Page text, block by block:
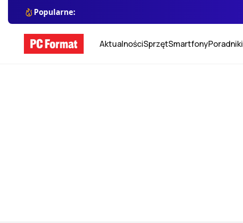
Popularne:
AktualnościSprzętSmartfonyPoradniki